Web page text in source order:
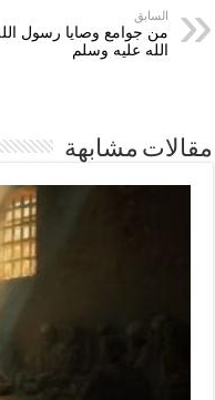
السابق
من جوامع وصايا رسول
الله عليه وسلم
مقالات مشابهة